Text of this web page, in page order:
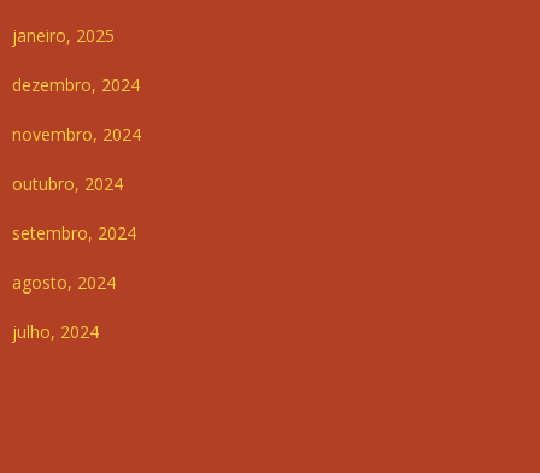
janeiro, 2025
dezembro, 2024
novembro, 2024
outubro, 2024
setembro, 2024
agosto, 2024
julho, 2024